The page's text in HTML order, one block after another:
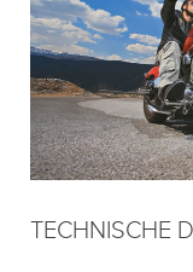
TECHNISCHE